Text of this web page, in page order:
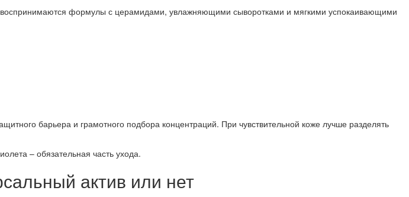
формулы с церамидами, увлажняющими сыворотками и мягкими успокаивающими
барьера и грамотного подбора концентраций. При чувствительной коже лучше разделять
– обязательная часть ухода.
актив или нет